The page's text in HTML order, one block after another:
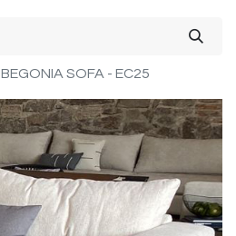
BEGONIA SOFA - EC25